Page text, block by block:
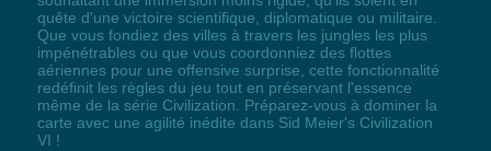
quête d'une victoire scientifique, diplomatique ou militaire.
Que vous fondiez des villes à travers les jungles les plus
impénétrables ou que vous coordonniez des flottes
aériennes pour une offensive surprise, cette fonctionnalité
redéfinit les règles du jeu tout en préservant l'essence
même de la série Civilization. Préparez-vous à dominer la
carte avec une agilité inédite dans Sid Meier's Civilization
VI !